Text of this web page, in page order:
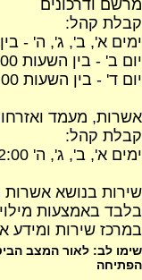
מרשם ודרכונים
קבלת קהל:
ימים א', ב', ג', ה' - בין השעות
יום ב' - בין השעות 14:30-17:00
יום ד' - בין השעות 13:30-17:00
אשרות, מעמד
קבלת קהל:
ימים א', ב', ג', ה' 8:00-12:00
שירות בנושא אשרות
בלבד באמצעות
במרכז שירות ומידע
שימו לב: לאור המצב
הפתיחה